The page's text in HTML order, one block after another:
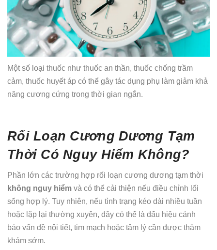
Một số loại thuốc như thuốc an thần, thuốc chống trầm
cảm, thuốc huyết áp có thể gây tác dụng phụ làm giảm khả
năng cương cứng trong thời gian ngắn.
Rối Loạn Cương Dương Tạm
Thời Có Nguy Hiểm Không?
Phần lớn các trường hợp rối loạn cương dương tạm thời
không nguy hiểm và có thể cải thiện nếu điều chỉnh lối
sống hợp lý. Tuy nhiên, nếu tình trạng kéo dài nhiều tuần
hoặc lặp lại thường xuyên, đây có thể là dấu hiệu cảnh
báo vấn đề nội tiết, tim mạch hoặc tâm lý cần được thăm
khám sớm.